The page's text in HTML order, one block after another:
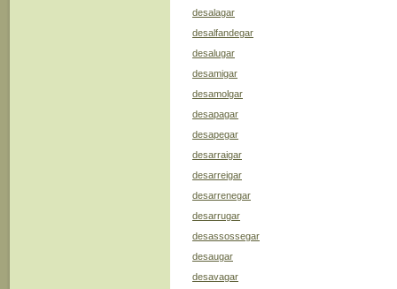
desalagar
desalfandegar
desalugar
desamigar
desamolgar
desapagar
desapegar
desarraigar
desarreigar
desarrenegar
desarrugar
desassossegar
desaugar
desavagar